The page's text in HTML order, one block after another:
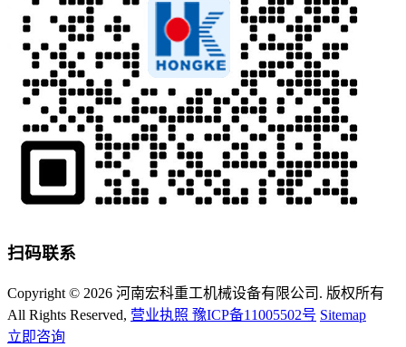
扫码联系
Copyright © 2026 河南宏科重工机械设备有限公司. 版权所有
All Rights Reserved, 营业执照 豫ICP备11005502号 Sitemap
立即咨询